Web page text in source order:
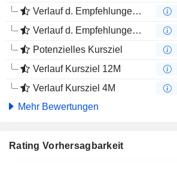
Verlauf d. Empfehlungen 12M
Verlauf d. Empfehlungen 4M
Potenzielles Kursziel
Verlauf Kursziel 12M
Verlauf Kursziel 4M
Mehr Bewertungen
Rating Vorhersagbarkeit